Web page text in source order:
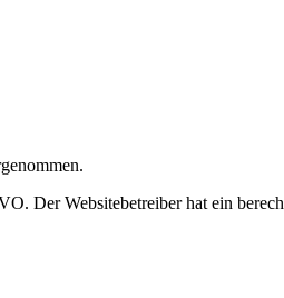
Der Websitebetreiber hat ein